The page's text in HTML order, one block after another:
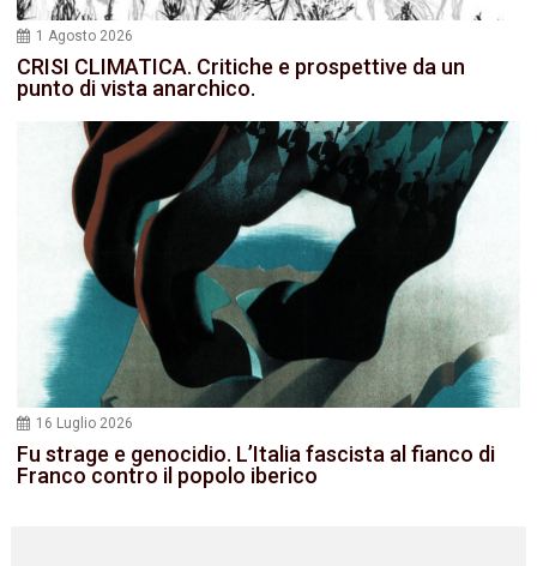
1 Agosto 2026
CRISI CLIMATICA. Critiche e prospettive da un
punto di vista anarchico.
16 Luglio 2026
Fu strage e genocidio. L’Italia fascista al fianco di
Franco contro il popolo iberico